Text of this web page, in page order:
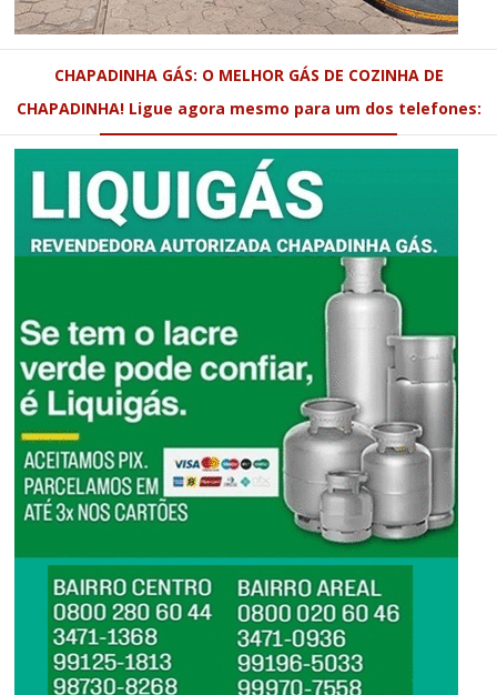
CHAPADINHA GÁS: O MELHOR GÁS DE COZINHA DE
CHAPADINHA! Ligue agora mesmo para um dos telefones: